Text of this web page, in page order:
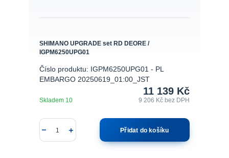
SHIMANO UPGRADE set RD DEORE /
IGPM6250UPG01
Číslo produktu: IGPM6250UPG01 - PL
EMBARGO 20250619_01:00_JST
11 139 Kč
9 206 Kč bez DPH
Skladem 10
Přidat do košíku